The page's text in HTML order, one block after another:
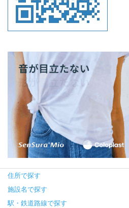
住所で探す
施設名で探す
駅・鉄道路線で探す